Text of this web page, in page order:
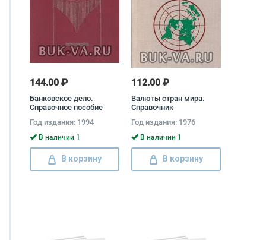
144.00 ₽
Банковское дело.
Справочное пособие
Трохова
Год издания: 1994
В наличии 1
В корзину
112.00 ₽
Валюты стран мира.
Справочник
Год издания: 1976
В наличии 1
В корзину